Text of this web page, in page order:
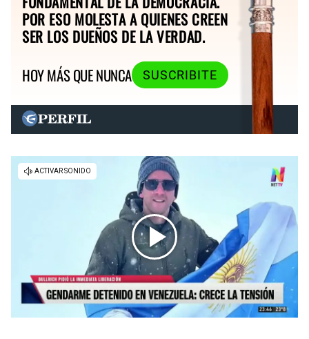
POR ESO MOLESTA A QUIENES CREEN
SER LOS DUEÑOS DE LA VERDAD.
HOY MÁS QUE NUNCA
SUSCRIBITE